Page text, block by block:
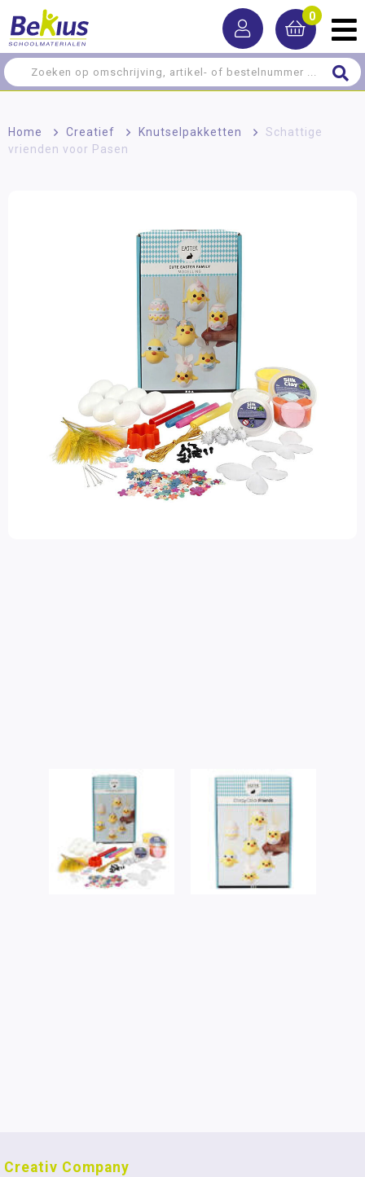
0
Home > Creatief > Knutselpakketten >
Schattige
vrienden voor Pasen
Creativ Company